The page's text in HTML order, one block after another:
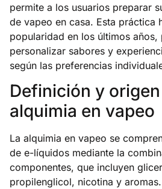
permite a los usuarios preparar
de vapeo en casa. Esta práctica
popularidad en los últimos años,
personalizar sabores y
según las preferencias
Definición y
alquimia en vapeo
La alquimia en vapeo se
de e-líquidos mediante la
componentes, que incluyen
propilenglicol, nicotina y